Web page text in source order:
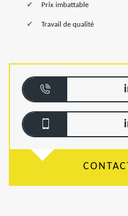
Prix imbattable
Travail de qualité